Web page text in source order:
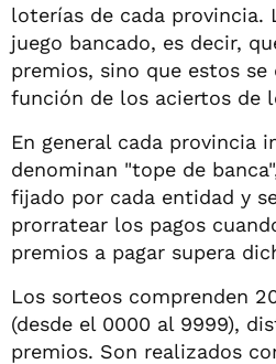
loterías de cada provincia.
juego bancado, es decir,
premios, sino que estos se
función de los aciertos de
En general cada provincia
denominan "tope de
fijado por cada entidad y
prorratear los pagos
premios a pagar supera
Los sorteos comprenden
(desde el 0000 al 9999),
premios. Son realizados